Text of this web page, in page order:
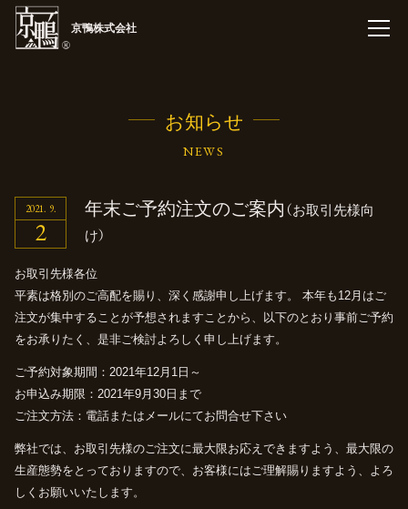
京鴨株式会社
お知らせ
NEWS
2021 9
2
年末ご予約注文のご案内 （お取引先様向
け）
お取引先様各位
平素は格別のご高配を賜り、深く感謝申し上げます。
本年も12月はご
注文が集中することが予想されますことから、以下のとおり事前ご予約
をお承りたく、是非ご検討よろしく申し上げます。
ご予約対象期間：2021年12月1日～
お申込み期限：2021年9月30日まで
ご注文方法：電話またはメールにてお問合せ下さい
弊社では、お取引先様のご注文に最大限お応えできますよう、最大限の
生産態勢をとっておりますので、お客様にはご理解賜りますよう、よろ
しくお願いいたします。